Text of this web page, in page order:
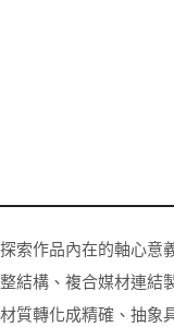
索作品內在的軸心意
結構、複合媒材連結
質轉化成精確、抽象